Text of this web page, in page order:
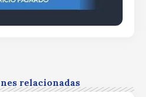
relacionadas